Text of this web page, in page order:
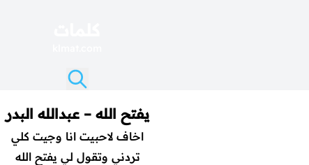
يفتح الله – عبدالله البدر
اخاف لاحبيت انا وجيت كلي
تردني وتقول لي يفتح الله